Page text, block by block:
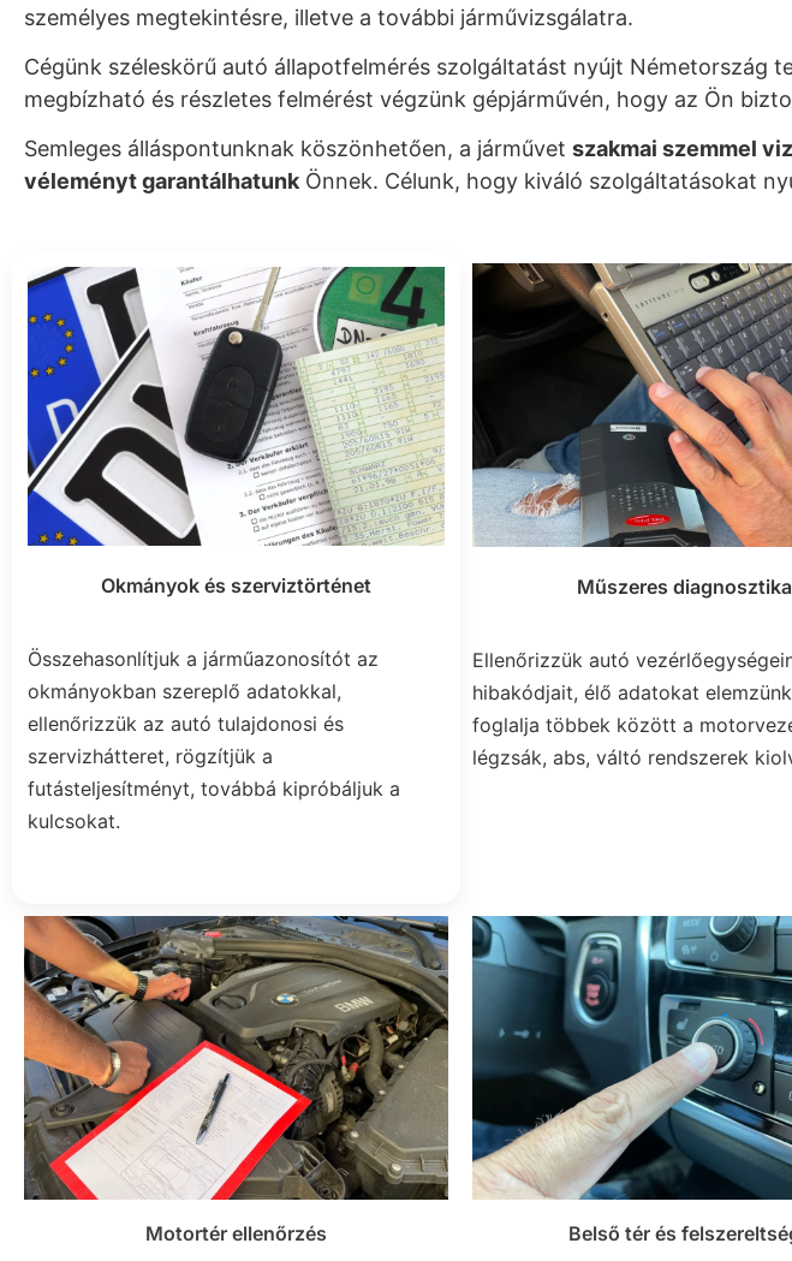
személyes megtekintésre, illetve a további járművizsgálatra.
Cégünk széleskörű autó állapotfelmérés szolgáltatást nyújt Németország
megbízható és részletes felmérést végzünk gépjárművén, hogy az Ön
Semleges álláspontunknak köszönhetően, a járművet szakmai szemmel
véleményt garantálhatunkÖnnek. Célunk, hogy kiváló szolgáltatásokat
Okmányok és szerviztörténet
Összehasonlítjuk a járműazonosítót az
okmányokban szereplő adatokkal,
ellenőrizzük az autó tulajdonosi és
szervizhátteret, rögzítjük a
futásteljesítményt, továbbá kipróbáljuk a
kulcsokat.
Műszeres diagnosztika
Ellenőrizzük autó
hibakódjait, élő adatokat
foglalja többek között a
légzsák, abs, váltó rendszerek
Motortér ellenőrzés Belső tér és